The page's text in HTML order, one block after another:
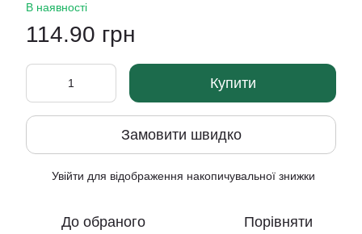
В наявності
114.90 грн
Купити
Замовити швидко
Увійти для відображення накопичувальної знижки
До обраного Порівняти